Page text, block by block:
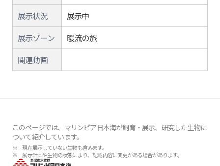
展示状況
展示中
展示ゾーン
暖流の旅
関連動画
このページでは、マリンピア日本海が飼育・展示、研究した生物に
ついて紹介しています。
※ 現在展示していない生物も含みます。
※ 展示計画や生物の状態により、記載内容に変更がある場合があります。